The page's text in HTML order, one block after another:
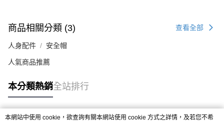
商品相關分類 (3) 查看全部
人身配件 安全帽
人氣商品推薦
本分類熱銷全站排行
本網站中使用 cookie，欲查詢有關本網站使用 cookie 方式之詳情，及若您不希